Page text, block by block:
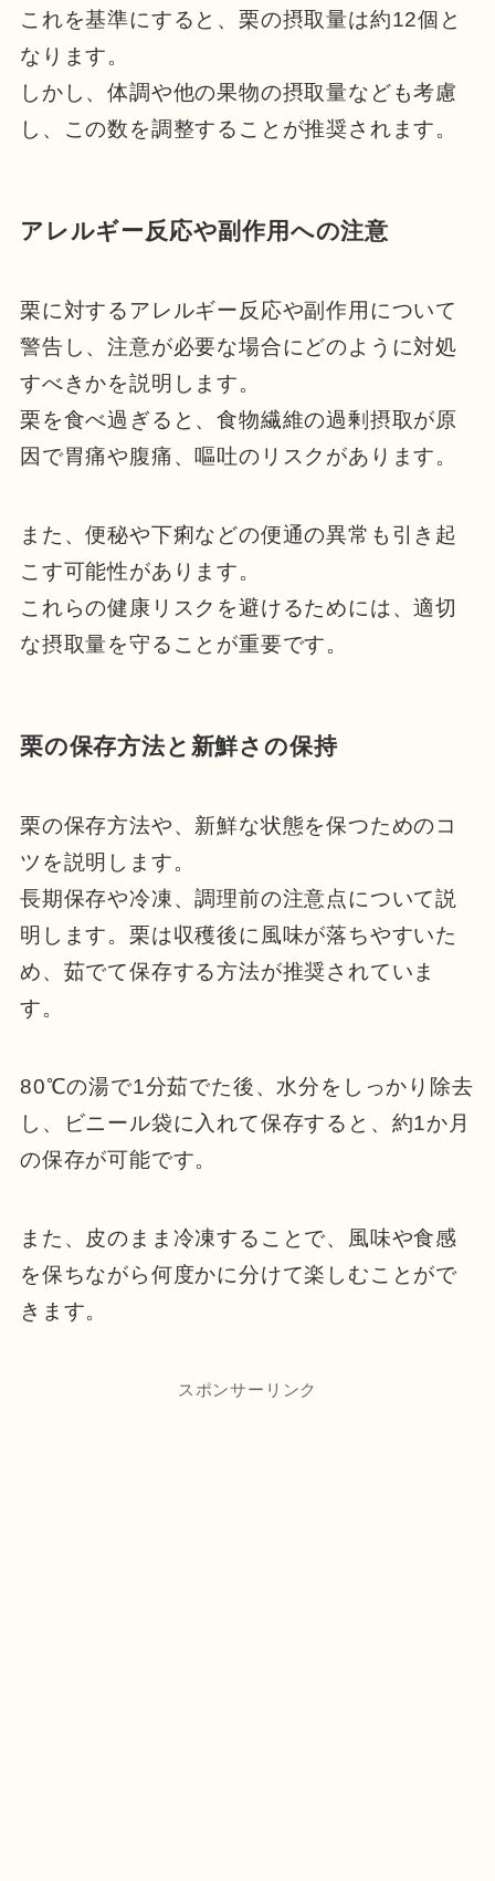
これを基準にすると、栗の摂取量は約12個と
なります。
しかし、体調や他の果物の摂取量なども考慮
し、この数を調整することが推奨されます。
アレルギー反応や副作用への注意
栗に対するアレルギー反応や副作用について
警告し、注意が必要な場合にどのように対処
すべきかを説明します。
栗を食べ過ぎると、食物繊維の過剰摂取が原
因で胃痛や腹痛、嘔吐のリスクがあります。
また、便秘や下痢などの便通の異常も引き起
こす可能性があります。
これらの健康リスクを避けるためには、適切
な摂取量を守ることが重要です。
栗の保存方法と新鮮さの保持
栗の保存方法や、新鮮な状態を保つためのコ
ツを説明します。
長期保存や冷凍、調理前の注意点について説
明します。栗は収穫後に風味が落ちやすいた
め、茹でて保存する方法が推奨されていま
す。
80℃の湯で1分茹でた後、水分をしっかり除去
し、ビニール袋に入れて保存すると、約1か月
の保存が可能です。
また、皮のまま冷凍することで、風味や食感
を保ちながら何度かに分けて楽しむことがで
きます。
スポンサーリンク